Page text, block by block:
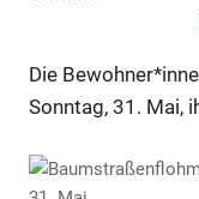
Die
Sonntag, 31. Mai,